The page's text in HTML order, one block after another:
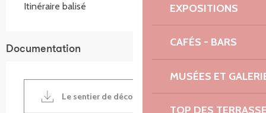
EXPOSITIONS
CAFÉS - BARS
MUSÉES ET
TOP DES
Itinéraire balisé
Documentation
Le sentier de découverte du Poulloguer